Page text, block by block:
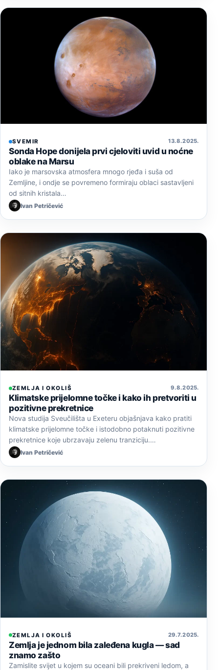
SVEMIR 13. 8. 2025.
Sonda Hope donijela prvi cjeloviti uvid u noćne
oblake na Marsu
Iako je marsovska atmosfera mnogo rjeđa i suša od
Zemljine, i ondje se povremeno formiraju oblaci sastavljeni
od sitnih kristala…
Ivan Petričević
ZEMLJA I OKOLIŠ 9. 8. 2025.
Klimatske prijelomne točke i kako ih pretvoriti u
pozitivne prekretnice
Nova studija Sveučilišta u Exeteru objašnjava kako pratiti
klimatske prijelomne točke i istodobno potaknuti pozitivne
prekretnice koje ubrzavaju zelenu tranziciju.…
Ivan Petričević
ZEMLJA I OKOLIŠ 29. 7. 2025.
Zemlja je jednom bila zaleđena kugla — sad
znamo zašto
Zamislite svijet u kojem su oceani bili prekriveni ledom, a